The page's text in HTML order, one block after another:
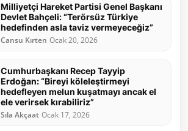
Milliyetçi Hareket Partisi Genel Başkanı
Devlet Bahçeli: “Terörsüz Türkiye
hedefinden asla taviz vermeyeceğiz”
Cansu Kırten Ocak 20, 2026
Cumhurbaşkanı Recep Tayyip
Erdoğan: “Bireyi köleleştirmeyi
hedefleyen melun kuşatmayı ancak el
ele verirsek kırabiliriz”
Sıla Akçaat Ocak 17, 2026